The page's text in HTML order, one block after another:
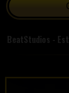
BeatStudios -